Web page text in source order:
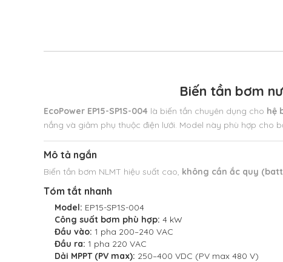
Biến tần bơm
EcoPower EP15-SP1S-004 là biến tần chuyên dụng cho hệ
nắng và giảm phụ thuộc điện lưới. Model này phù hợp cho
Mô tả ngắn
Biến tần bơm NLMT hiệu suất cao, không cần ắc quy
Tóm tắt nhanh
Model: EP15-SP1S-004
Công suất bơm phù hợp: 4 kW
Đầu vào: 1 pha 200–240 VAC
Đầu ra: 1 pha 220 VAC
Dải MPPT (PV max): 250–400 VDC (PV max 480 V)